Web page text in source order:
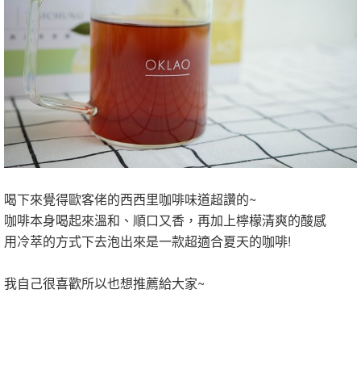
喝下來覺得歐客佬的西西里咖啡味道超讚的~
咖啡本身喝起來溫和、順口又香，再加上檸檬清爽的酸感
用冷萃的方式下去泡出來是一款超適合夏天的咖啡!
我自己很喜歡所以也想推薦給大家~